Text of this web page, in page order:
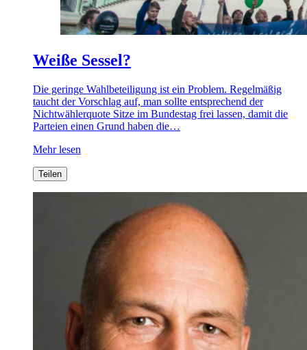
Weiße Sessel?
Die geringe Wahlbeteiligung ist ein Problem. Regelmäßig
taucht der Vorschlag auf, man sollte entsprechend der
Nichtwählerquote Sitze im Bundestag frei lassen, damit die
Parteien einen Grund haben die…
Mehr lesen
Teilen